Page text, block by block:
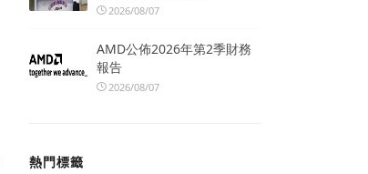
2026/08/07
AMD公佈2026年第2季財務
報告
2026/08/07
熱門標籤